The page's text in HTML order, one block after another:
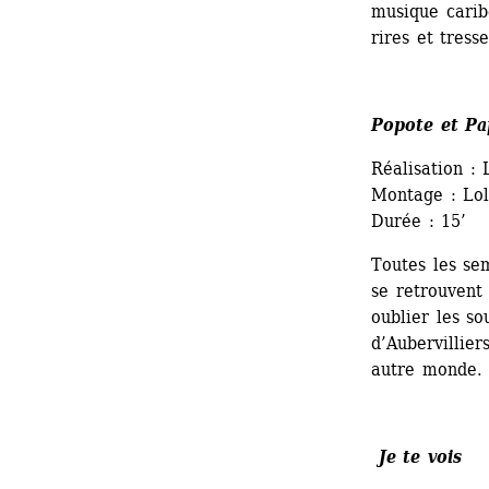
musique
rires et
Popote et
Réalisation :
Montage :
Durée : 15’
Toutes les
se
oublier les
autre monde.
Je te vois